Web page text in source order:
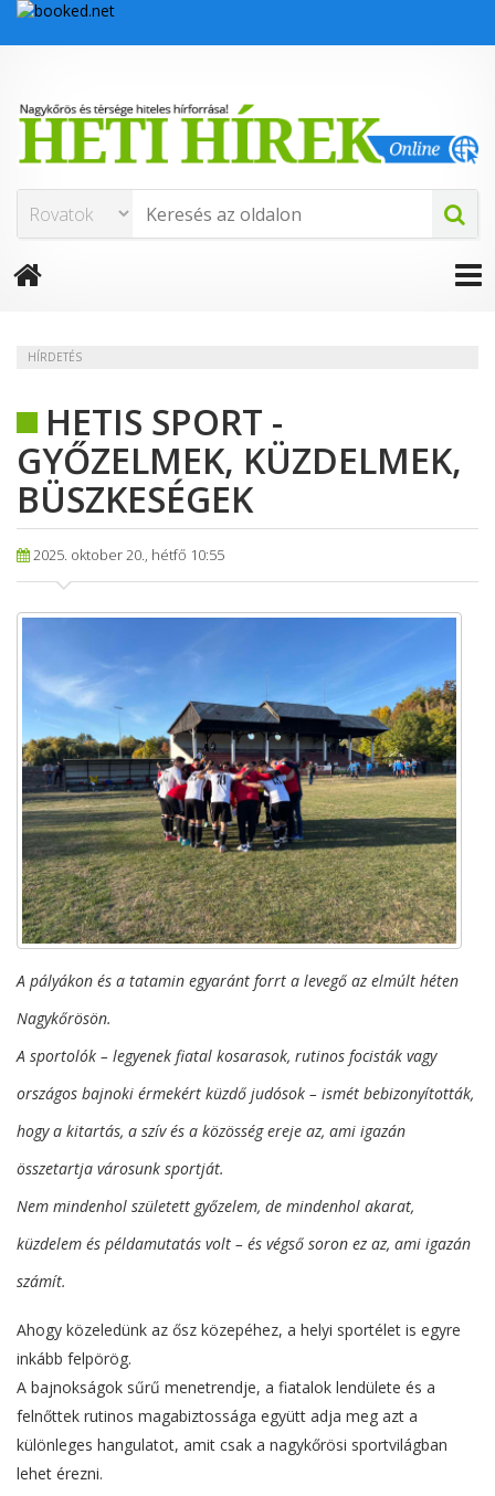
HÍRDETÉS
HETIS SPORT -
GYŐZELMEK, KÜZDELMEK,
BÜSZKESÉGEK
2025. oktober 20., hétfő 10:55
A pályákon és a tatamin egyaránt forrt a levegő az elmúlt héten
Nagykőrösön.
A sportolók – legyenek fiatal kosarasok, rutinos focisták vagy
országos bajnoki érmekért küzdő judósok – ismét bebizonyították,
hogy a kitartás, a szív és a közösség ereje az, ami igazán
összetartja városunk sportját.
Nem mindenhol született győzelem, de mindenhol akarat,
küzdelem és példamutatás volt – és végső soron ez az, ami igazán
számít.
Ahogy közeledünk az ősz közepéhez, a helyi sportélet is egyre
inkább felpörög.
A bajnokságok sűrű menetrendje, a fiatalok lendülete és a
felnőttek rutinos magabiztossága együtt adja meg azt a
különleges hangulatot, amit csak a nagykőrösi sportvilágban
lehet érezni.